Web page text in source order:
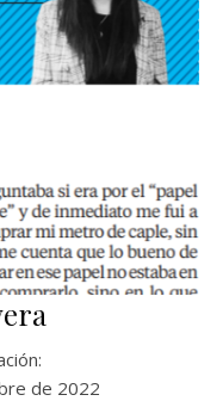
de 2022